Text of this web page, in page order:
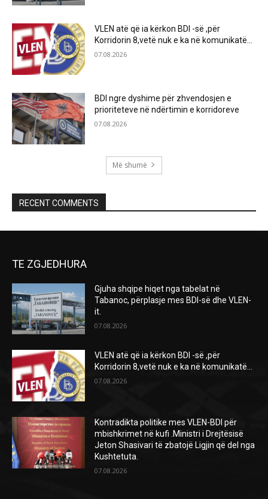
VLEN atë që ia kërkon BDI -së ,për
Korridorin 8,vetë nuk e ka në komunikatë…
07.08.2026
BDI ngre dyshime për zhvendosjen e
prioriteteve në ndërtimin e korridoreve
07.08.2026
Më shumë
RECENT COMMENTS
TE ZGJEDHURA
Gjuha shqipe hiqet nga tabelat në
Tabanoc, përplasje mes BDI-së dhe VLEN-
it.
07.08.2026
VLEN atë që ia kërkon BDI -së ,për
Korridorin 8,vetë nuk e ka në komunikatë…
07.08.2026
Kontradikta politike mes VLEN-BDI për
mbishkrimet në kufi .Ministri i Drejtësisë
Jeton Shasivari të zbatojë Ligjin që del nga
Kushtetuta.
07.08.2026